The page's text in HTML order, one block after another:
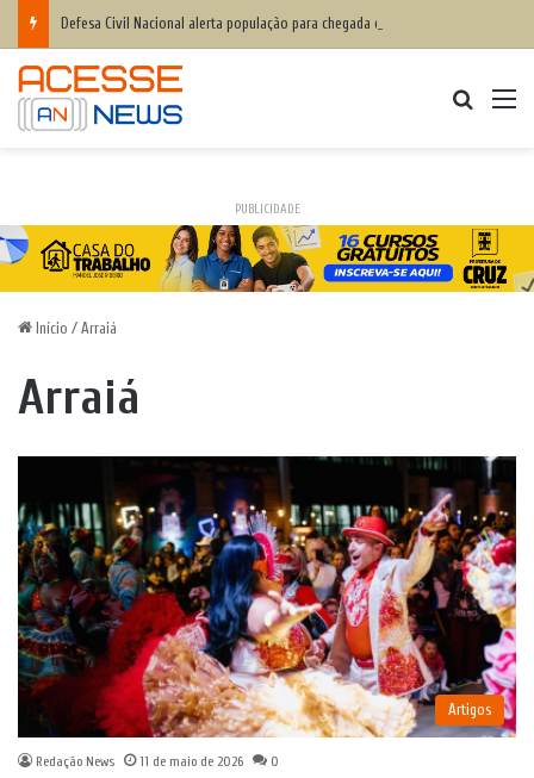
PUBLICIDADE
Início / Arraiá
Arraiá
Artigos
Redação News 11 de maio de 2026 0